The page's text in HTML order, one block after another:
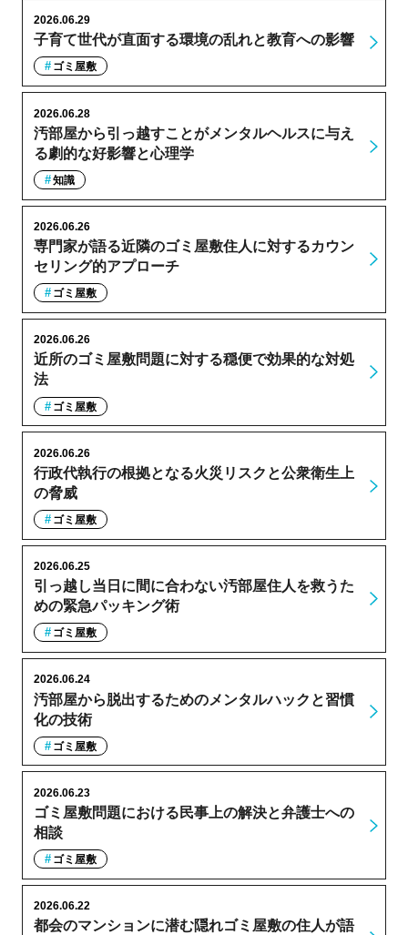
子育て世代が直面する環境の乱れと教育への影響
2026.06.29
ゴミ屋敷
汚部屋から引っ越すことがメンタルヘルスに与え
る劇的な好影響と心理学
2026.06.28
知識
専門家が語る近隣のゴミ屋敷住人に対するカウン
セリング的アプローチ
2026.06.26
ゴミ屋敷
近所のゴミ屋敷問題に対する穏便で効果的な対処
法
2026.06.26
ゴミ屋敷
行政代執行の根拠となる火災リスクと公衆衛生上
の脅威
2026.06.26
ゴミ屋敷
引っ越し当日に間に合わない汚部屋住人を救うた
めの緊急パッキング術
2026.06.25
ゴミ屋敷
汚部屋から脱出するためのメンタルハックと習慣
化の技術
2026.06.24
ゴミ屋敷
ゴミ屋敷問題における民事上の解決と弁護士への
相談
2026.06.23
ゴミ屋敷
都会のマンションに潜む隠れゴミ屋敷の住人が語
2026.06.22